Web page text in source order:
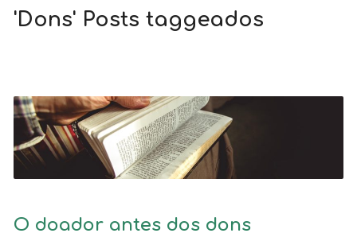
'Dons' Posts taggeados
O doador antes dos dons